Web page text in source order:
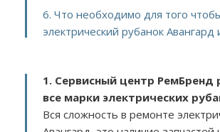
6. Что необходимо для того
электрический рубанок Авангард
1. Сервисный центр РемБренд
все марки электрических
Вся сложность в ремонте